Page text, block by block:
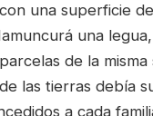
una superficie
una
de la
las tierras debía
a cada